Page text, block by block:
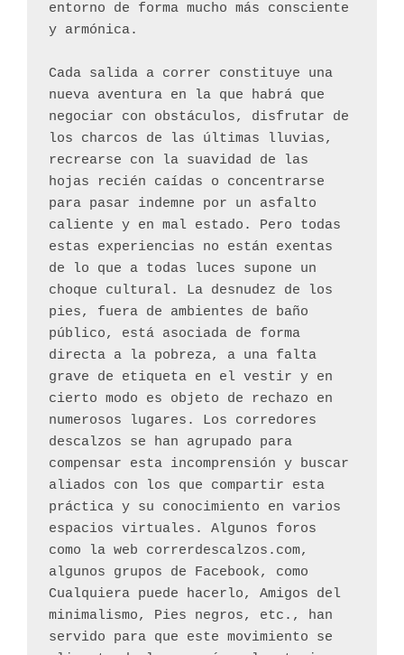
entorno de forma mucho más consciente
y armónica.
Cada salida a correr constituye una
nueva aventura en la que habrá que
negociar con obstáculos, disfrutar de
los charcos de las últimas lluvias,
recrearse con la suavidad de las
hojas recién caídas o concentrarse
para pasar indemne por un asfalto
caliente y en mal estado. Pero todas
estas experiencias no están exentas
de lo que a todas luces supone un
choque cultural. La desnudez de los
pies, fuera de ambientes de baño
público, está asociada de forma
directa a la pobreza, a una falta
grave de etiqueta en el vestir y en
cierto modo es objeto de rechazo en
numerosos lugares. Los corredores
descalzos se han agrupado para
compensar esta incomprensión y buscar
aliados con los que compartir esta
práctica y su conocimiento en varios
espacios virtuales. Algunos foros
como la web correrdescalzos.com,
algunos grupos de Facebook, como
Cualquiera puede hacerlo, Amigos del
minimalismo, Pies negros, etc., han
servido para que este movimiento se